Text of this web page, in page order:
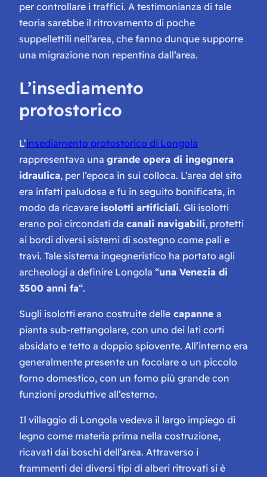
per controllare i traffici. A testimonianza di tale
teoria sarebbe il ritrovamento di poche
suppellettili nell’area, che fanno dunque supporre
una migrazione non repentina dall’area.
L’insediamento
protostorico
L’insediamento protostorico di Longola
rappresentava una grande opera di ingegnera
idraulica, per l’epoca in sui colloca. L’area del sito
era infatti paludosa e fu in seguito bonificata, in
modo da ricavare isolotti artificiali. Gli isolotti
erano poi circondati da canali navigabili, protetti
ai bordi diversi sistemi di sostegno come pali e
travi. Tale sistema ingegneristico ha portato agli
archeologi a definire Longola “una Venezia di
3500 anni fa“.
Sugli isolotti erano costruite delle capanne a
pianta sub-rettangolare, con uno dei lati corti
absidato e tetto a doppio spiovente. All’interno era
generalmente presente un focolare o un piccolo
forno domestico, con un forno più grande con
funzioni produttive all’esterno.
Il villaggio di Longola vedeva il largo impiego di
legno come materia prima nella costruzione,
ricavati dai boschi dell’area. Attraverso i
frammenti dei diversi tipi di alberi ritrovati si è